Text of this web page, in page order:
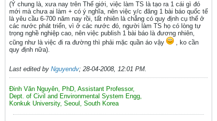
(Ý chung là, xưa nay trên Thế giới, việc làm TS là tạo ra 1 cái gì đó
mới mà chưa ai làm + có ý nghĩa, nên việc y/c đăng 1 bài báo quốc tế
là yêu cầu 6-700 năm nay rồi, tất nhiên là chẳng có quy định cụ thể ở
các nước phát triển, vì ở các nước đó, người làm TS họ có lòng tự
trọng nghề nghiệp cao, nên việc publish 1 bài báo là đương nhiên,
cũng như là việc đi ra đường thì phải mặc quần áo vậy
, ko cần
quy định nữa).
Last edited by Nguyendv; 28-04-2008, 12:01 PM.
Đinh Văn Nguyên, PhD, Assistant Professor,
Dept. of Civil and Environmental System Engg,
Konkuk University, Seoul, South Korea